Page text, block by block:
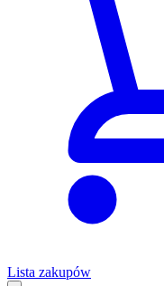
Lista zakupów